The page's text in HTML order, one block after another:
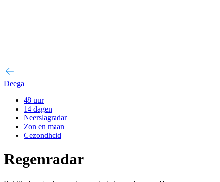
Deega
48 uur
14 dagen
Neerslagradar
Zon en maan
Gezondheid
Regenradar